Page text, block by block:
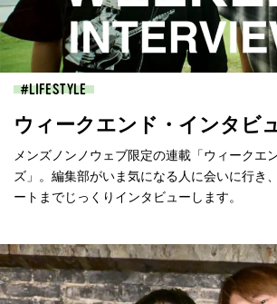
LIFESTYLE
ウィークエンド・インタビ
メンズノンノウェブ限定の連載「ウィークエ
ズ」。編集部がいま気になる人に会いに行き
ートまでじっくりインタビューします。